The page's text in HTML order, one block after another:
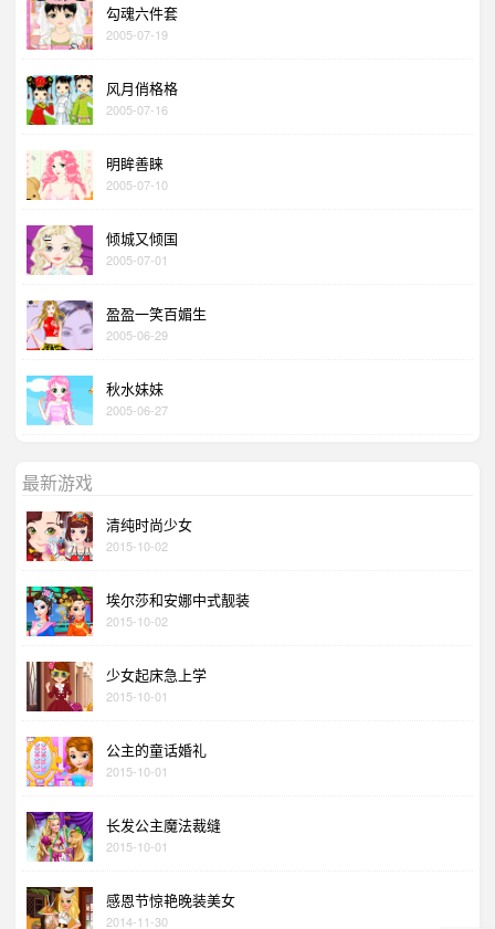
勾魂六件套
2005-07-19
风月俏格格
2005-07-16
明眸善睐
2005-07-10
倾城又倾国
2005-07-01
盈盈一笑百媚生
2005-06-29
秋水妹妹
2005-06-27
最新游戏
清纯时尚少女
2015-10-02
埃尔莎和安娜中式靓装
2015-10-02
少女起床急上学
2015-10-01
公主的童话婚礼
2015-10-01
长发公主魔法裁缝
2015-10-01
感恩节惊艳晚装美女
2014-11-30